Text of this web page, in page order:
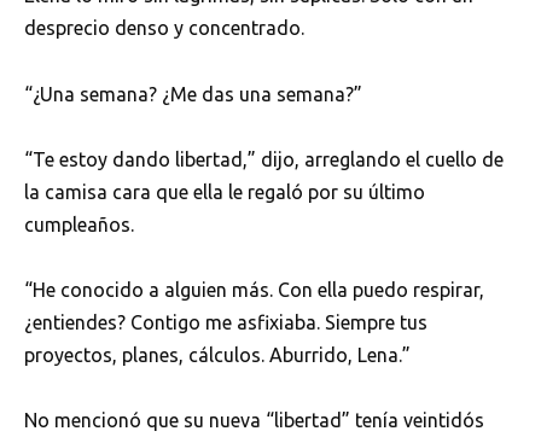
desprecio denso y concentrado.
“¿Una semana? ¿Me das una semana?”
“Te estoy dando libertad,” dijo, arreglando el cuello de
la camisa cara que ella le regaló por su último
cumpleaños.
“He conocido a alguien más. Con ella puedo respirar,
¿entiendes? Contigo me asfixiaba. Siempre tus
proyectos, planes, cálculos. Aburrido, Lena.”
No mencionó que su nueva “libertad” tenía veintidós